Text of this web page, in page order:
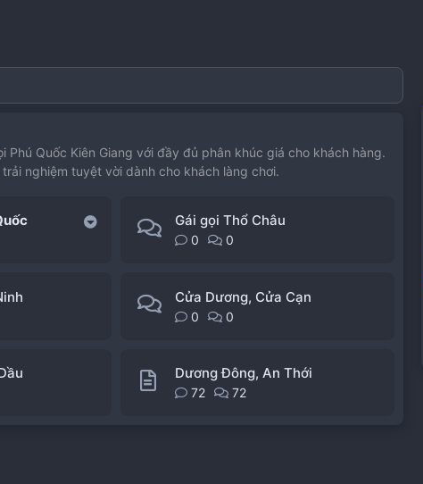
Phú Quốc Kiên Giang với đầy đủ phân khúc giá cho khách hàng.
nghiệm tuyệt vời dành cho khách làng chơi.
Gái gọi Thổ Châu
0 0
Cửa Dương, Cửa Cạn
0 0
Dương Đông, An Thới
72 72